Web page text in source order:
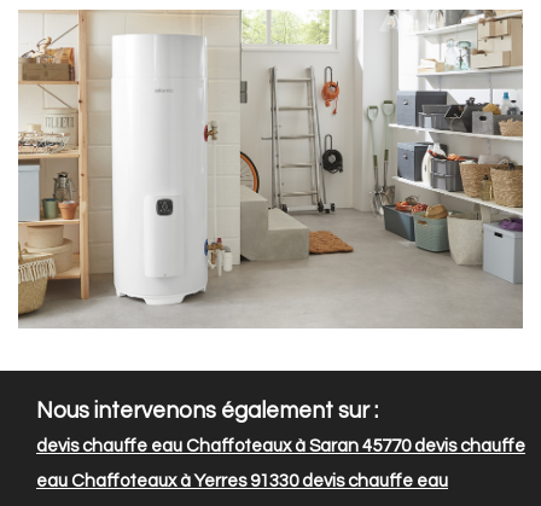
Nous intervenons également sur :
devis chauffe eau Chaffoteaux à Saran 45770devis chauffe
eau Chaffoteaux à Yerres 91330devis chauffe eau